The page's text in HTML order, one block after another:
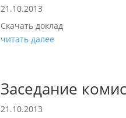
21.10.2013
Скачать доклад
читать далее
Заседание
21.10.2013